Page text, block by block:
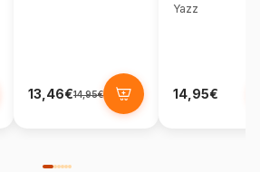
13,46€14,95€
Yazz
14,95€